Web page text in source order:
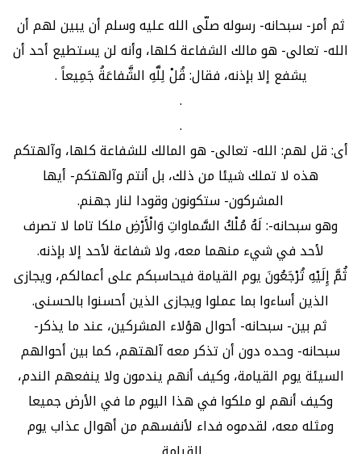
ثم أمر- سبحانه- رسوله صلّى الله عليه وسلم أن يبين لهم أن
الله- تعالى- هو مالك الشفاعة كلها، وأنه لن يستطيع أحد أن
يشفع إلا بإذنه، فقال: قُلْ لِلَّهِ الشَّفاعَةُ جَمِيعاً .
.
.
أى: قل لهم: الله- تعالى- هو المالك للشفاعة كلها، وآلهتكم
هذه لا تملك شيئا من ذلك، بل أنتم وآلهتكم- أيها
المشركون- ستكونون وقودا لنار جهنم.
وهو سبحانه-: لَهُ مُلْكُ السَّماواتِ وَالْأَرْضِ ملكا تاما لا تصرف
لأحد في شيء منهما معه، ولا شفاعة لأحد إلا بإذنه.
ثُمَّ إِلَيْهِ تُرْجَعُونَ يوم القيامة فيحاسبكم على أعمالكم، ويجازى
الذين أساءوا بما عملوا ويجازى الذين أحسنوا بالحسنى.
ثم بين- سبحانه- أحوال هؤلاء المشركين، عند ما يذكر-
سبحانه- وحده دون أن تذكر معه آلهتهم، كما بين أحوالهم
السيئة يوم القيامة، وكيف أنهم يندمون ولا ينفعهم الندم،
وكيف أنهم لو ملكوا في هذا اليوم ما في الأرض جميعا
ومثله معه، لقدموه فداء لأنفسهم من أهوال عذاب يوم